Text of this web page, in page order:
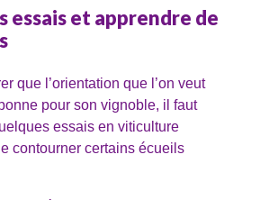
essais et apprendre de
que l’orientation que l’on veut
pour son vignoble, il faut
essais en viticulture
contourner certains écueils